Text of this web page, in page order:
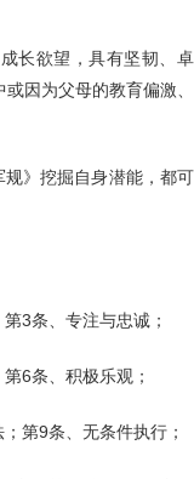
长欲望，具有坚韧、卓
因为父母的教育偏激、
》挖掘自身潜能，都可
3条、专注与忠诚；
6条、积极乐观；
第9条、无条件执行；